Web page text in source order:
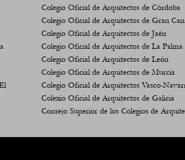
Colegio Oficial de Arquitectos de Córdoba
Colegio Oficial de Arquitectos de Gran
Colegio Oficial de Arquitectos de Jaén
Colegio Oficial de Arquitectos de La Palma
Colegio Oficial de Arquitectos de León
Colegio Oficial de Arquitectos de Murcia
Colegio Oficial de Arquitectos Vasco-
Colexio Oficial de Arquitectos de Galicia
Consejo Superior de los Colegios de